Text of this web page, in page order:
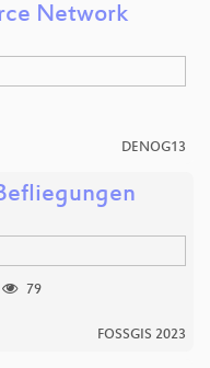
Network
DENOG13
79
FOSSGIS 2023